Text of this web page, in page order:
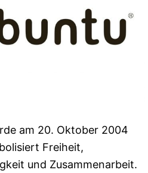
am 20. Oktober 2004
Freiheit,
und Zusammenarbeit.